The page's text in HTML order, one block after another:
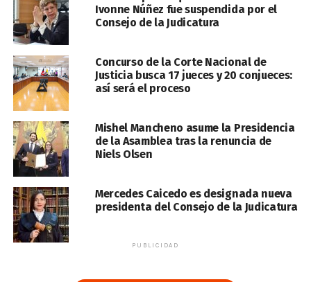
Ivonne Núñez fue suspendida por el
Consejo de la Judicatura
Concurso de la Corte Nacional de
Justicia busca 17 jueces y 20 conjueces:
así será el proceso
Mishel Mancheno asume la Presidencia
de la Asamblea tras la renuncia de
Niels Olsen
Mercedes Caicedo es designada nueva
presidenta del Consejo de la Judicatura
PUBLICIDAD